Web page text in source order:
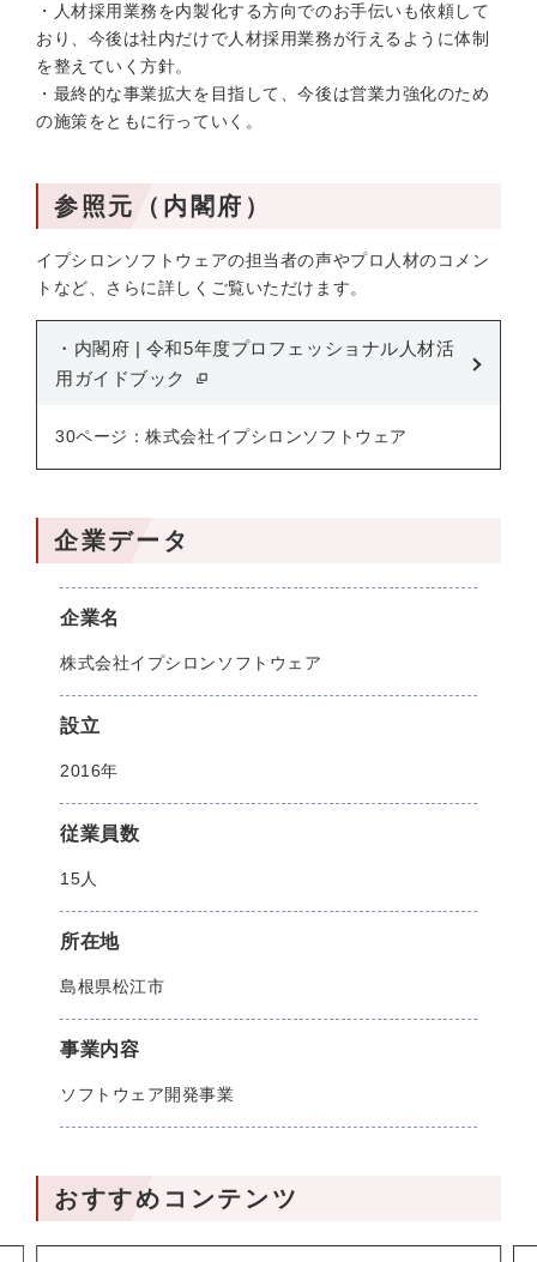
・人材採用業務を内製化する方向でのお手伝いも依頼して
おり、今後は社内だけで人材採用業務が行えるように体制
を整えていく方針。
・最終的な事業拡大を目指して、今後は営業力強化のため
の施策をともに行っていく。
参照元（内閣府）
イプシロンソフトウェアの担当者の声やプロ人材のコメン
トなど、さらに詳しくご覧いただけます。
・内閣府 | 令和5年度プロフェッショナル人材活
用ガイドブック
30ページ：株式会社イプシロンソフトウェア
企業データ
企業名
株式会社イプシロンソフトウェア
設立
2016年
従業員数
15人
所在地
島根県松江市
事業内容
ソフトウェア開発事業
おすすめコンテンツ